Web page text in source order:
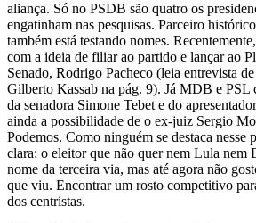
aliança. Só no PSDB são quatro os
engatinham nas pesquisas. Parceiro
também está testando nomes.
com a ideia de filiar ao partido e lançar ao
Senado, Rodrigo Pacheco (leia entrevista
Gilberto Kassab na pág. 9). Já MDB e PSL
da senadora Simone Tebet e do
ainda a possibilidade de o ex-juiz Sergio
Podemos. Como ninguém se destaca nesse
clara: o eleitor que não quer nem Lula nem
nome da terceira via, mas até agora não
que viu. Encontrar um rosto competitivo
dos centristas.